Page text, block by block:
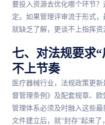
要投入资源去优化哪个环节
定。如果管理评审流于形式
就缺乏了解，更谈不上指挥资
七、对法规要求
不上节奏
医疗器械行业，法规政策更
督管理条例》及配套规章、
管理体系必须及时融入这些
文件建立后，就“封存”起来了